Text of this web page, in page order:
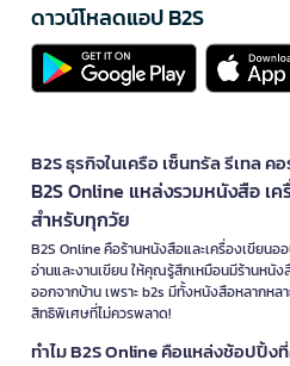
ดาวน์โหลดแอป B2S
B2S ธุรกิจในเครือ เซ็นทรัล รีเทล
B2S Online แหล่งรวมหนังสือ เค
สำหรับทุกวัย
B2S Online คือร้านหนังสือและเครื่องเขียน
อ่านและงานเขียน ให้คุณรู้สึกเหมือนมีร้านหนั
ออกจากบ้าน เพราะ b2s มีทั้งหนังสือหลากห
สิทธิพิเศษที่ไม่ควรพลาด!
ทำไม B2S Online คือแหล่งช้อปปิ้